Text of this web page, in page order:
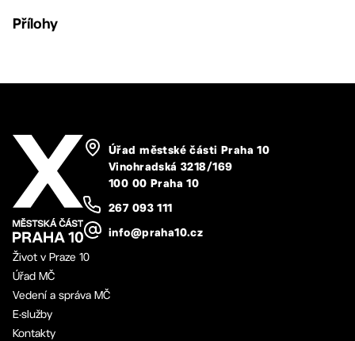
Přílohy
Úřad městské části Praha 10
Vinohradská 3218/169
100 00 Praha 10
267 093 111
info@praha10.cz
Život v Praze 10
Úřad MČ
Vedení a správa MČ
E-služby
Kontakty